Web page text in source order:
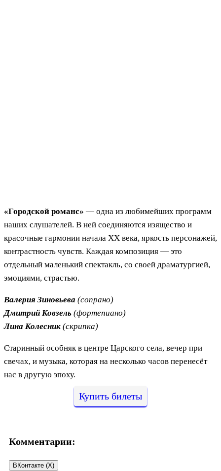
«Городской романс» — одна из любимейших программ
наших слушателей. В ней соединяются изящество и
красочные гармонии начала ХХ века, яркость персонажей,
контрастность чувств. Каждая композиция — это
отдельный маленький спектакль, со своей драматургией,
эмоциями, страстью.
Валерия Зиновьева (сопрано)
Дмитрий Ковзель (фортепиано)
Лина Колесник (скрипка)
Старинный особняк в центре Царского села, вечер при
свечах, и музыка, которая на несколько часов перенесёт
нас в другую эпоху.
Купить билеты
Комментарии:
ВКонтакте (X)